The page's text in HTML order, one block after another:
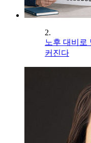
2.
노후 대비로
커진다